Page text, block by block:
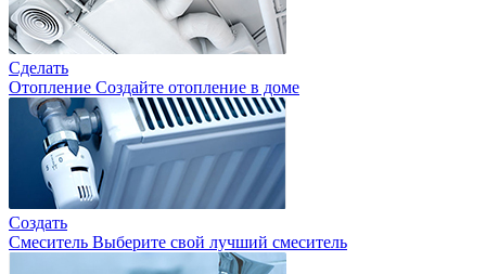
Сделать
Отопление Создайте отопление в доме
Создать
Смеситель Выберите свой лучший смеситель